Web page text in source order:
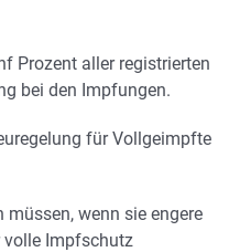
Prozent aller registrierten
bei den Impfungen.
für Vollgeimpfte
wenn sie engere
volle Impfschutz